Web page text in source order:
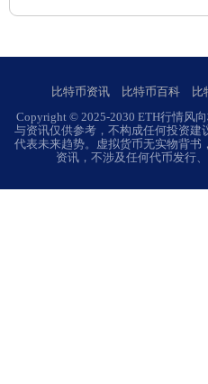
比特币资讯 比特币百科 比
Copyright © 2025-2030 ETH行情风
与资讯仅供参考，不构成任何投资建
代表未来趋势。虚拟货币无实物背书
资讯，不涉及任何代币发行